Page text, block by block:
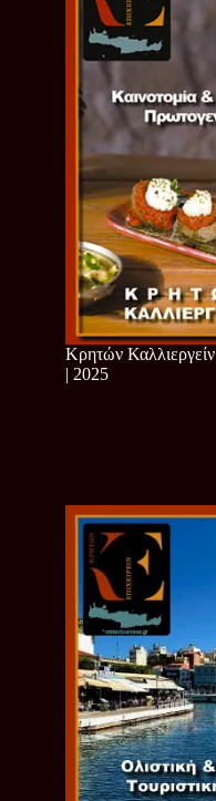
Κρητών Καλλιεργείν
| 2025